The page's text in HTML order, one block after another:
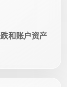
和账户资产